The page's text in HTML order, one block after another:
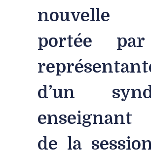
nouvelle
portée
d’un
enseignant
de la